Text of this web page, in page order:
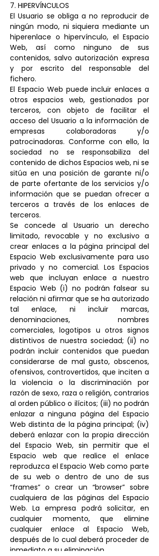
7. HIPERVÍNCULOS
El Usuario se obliga a no reproducir de
ningún modo, ni siquiera mediante un
hiperenlace o hipervínculo, el Espacio
Web, así como ninguno de sus
contenidos, salvo autorización expresa
y por escrito del responsable del
fichero.
El Espacio Web puede incluir enlaces a
otros espacios web, gestionados por
terceros, con objeto de facilitar el
acceso del Usuario a la información de
empresas colaboradoras y/o
patrocinadoras. Conforme con ello, la
sociedad no se responsabiliza del
contenido de dichos Espacios web, ni se
sitúa en una posición de garante ni/o
de parte ofertante de los servicios y/o
información que se puedan ofrecer a
terceros a través de los enlaces de
terceros.
Se concede al Usuario un derecho
limitado, revocable y no exclusivo a
crear enlaces a la página principal del
Espacio Web exclusivamente para uso
privado y no comercial. Los Espacios
web que incluyan enlace a nuestro
Espacio Web (i) no podrán falsear su
relación ni afirmar que se ha autorizado
tal enlace, ni incluir marcas,
denominaciones, nombres
comerciales, logotipos u otros signos
distintivos de nuestra sociedad; (ii) no
podrán incluir contenidos que puedan
considerarse de mal gusto, obscenos,
ofensivos, controvertidos, que inciten a
la violencia o la discriminación por
razón de sexo, raza o religión, contrarios
al orden público o ilícitos; (iii) no podrán
enlazar a ninguna página del Espacio
Web distinta de la página principal; (iv)
deberá enlazar con la propia dirección
del Espacio Web, sin permitir que el
Espacio web que realice el enlace
reproduzca el Espacio Web como parte
de su web o dentro de uno de sus
“frames” o crear un “browser” sobre
cualquiera de las páginas del Espacio
Web. La empresa podrá solicitar, en
cualquier momento, que elimine
cualquier enlace al Espacio Web,
después de lo cual deberá proceder de
inmediato a su eliminación.